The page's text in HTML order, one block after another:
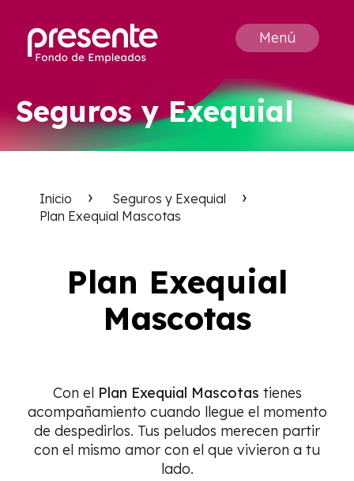
Menú
Seguros y Exequial
Inicio
Seguros y Exequial
Plan Exequial Mascotas
Plan Exequial
Mascotas
Con el Plan Exequial Mascotas tienes
acompañamiento cuando llegue el momento
de despedirlos. Tus peludos merecen partir
con el mismo amor con el que vivieron a tu
lado.